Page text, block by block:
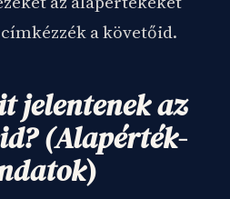
a követőid.
jelentenek az
(Alapérték-
)